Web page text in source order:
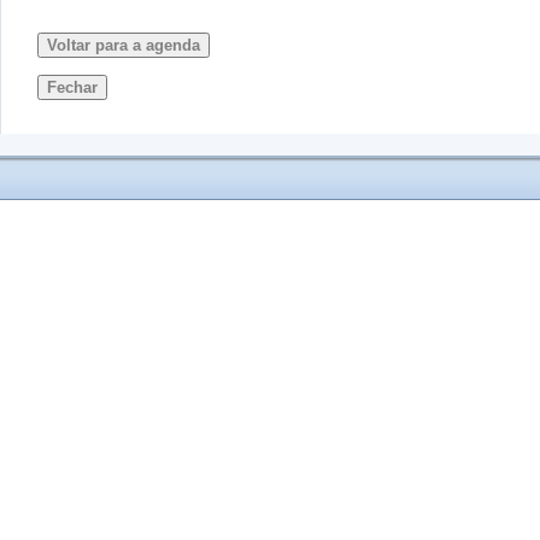
Voltar para a agenda
Fechar